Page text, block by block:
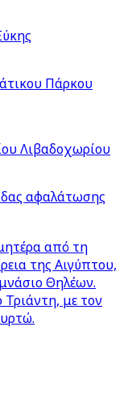
Πάρκου
Λιβαδοχωρίου
αφαλάτωσης
από τη
της Αιγύπτου,
Θηλέων.
Τριάντη, με τον